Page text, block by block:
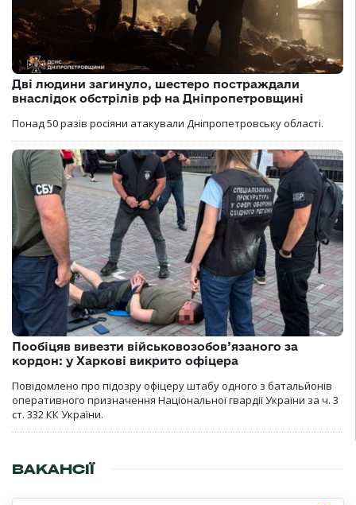
Дві людини загинуло, шестеро постраждали
внаслідок обстрілів рф на Дніпропетровщині
Понад 50 разів росіяни атакували Дніпропетровську області.
Пообіцяв вивезти військовозобов’язаного за
кордон: у Харкові викрито офіцера
Повідомлено про підозру офіцеру штабу одного з батальйонів
оперативного призначення Національної гвардії України за ч. 3
ст. 332 КК України.
ВАКАНСІЇ